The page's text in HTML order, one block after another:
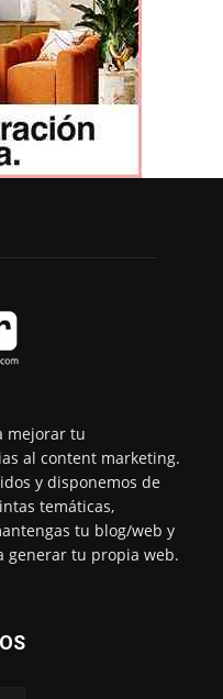
mejorar tu
al content marketing.
y disponemos de
temáticas,
tu blog/web y
generar tu propia web.